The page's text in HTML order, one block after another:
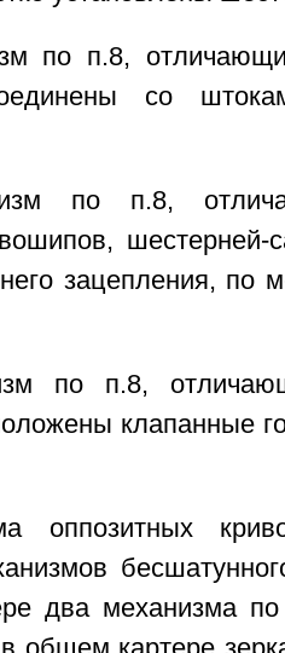
по п.8,
со
по п.8,
шестерней-
зацепления, по
по п.8,
клапанные
оппозитных
два механизма